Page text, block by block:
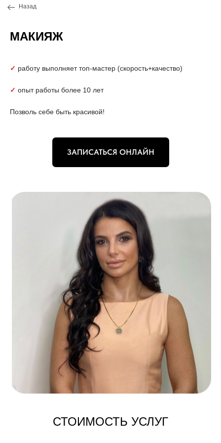
Назад
МАКИЯЖ
✓ работу выполняет топ-мастер (скорость+качество)
✓ опыт работы более 10 лет
Позволь себе быть красивой!
ЗАПИСАТЬСЯ ОНЛАЙН
СТОИМОСТЬ УСЛУГ